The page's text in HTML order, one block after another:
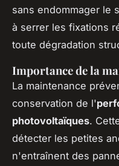
sans endommager le
à serrer les fixations
toute dégradation
Importance de la
La maintenance
conservation de l'
photovoltaïques.
détecter les petites
n'entraînent des